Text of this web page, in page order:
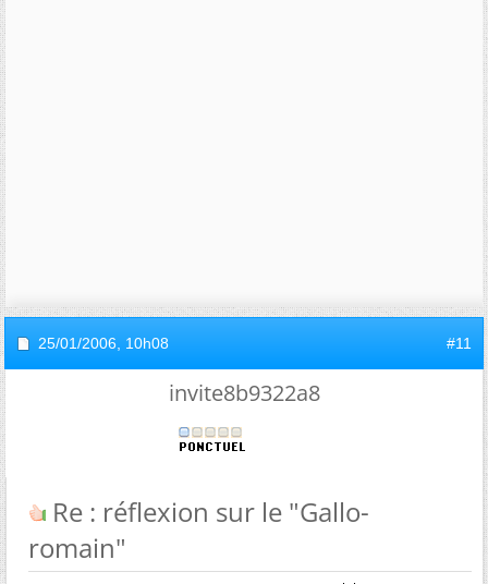
25/01/2006, 10h08 #11
invite8b9322a8
Re : réflexion sur le "Gallo-
romain"